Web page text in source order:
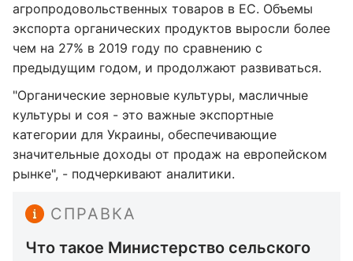
агропродовольственных товаров в ЕС. Объемы
экспорта органических продуктов выросли более
чем на 27% в 2019 году по сравнению с
предыдущим годом, и продолжают развиваться.
"Органические зерновые культуры, масличные
культуры и соя - это важные экспортные
категории для Украины, обеспечивающие
значительные доходы от продаж на европейском
рынке", - подчеркивают аналитики.
СПРАВКА
Что такое Министерство сельского